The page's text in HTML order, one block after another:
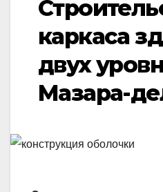
каркаса
двух
Мазара-